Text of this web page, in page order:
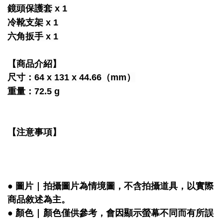
鏡頭保護套 x 1
冷靴支架 x 1
六角扳手 x 1
【商品介紹】
尺寸：64 x 131 x 44.66（mm）
重量：72.5 g
【注意事項】
● 圖片 | 拍攝圖片為情境圖，不含拍攝道具，以實際
商品敘述為主。
● 顏色 | 顏色僅供參考，會因顯示螢幕不同而有所誤